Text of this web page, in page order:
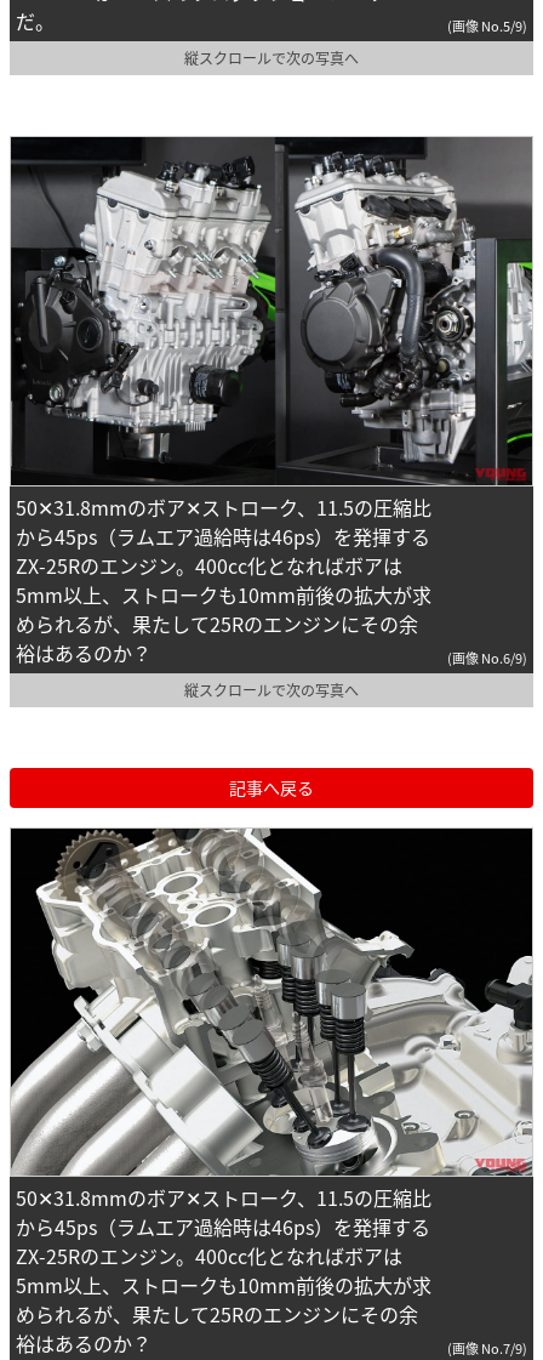
だ。
(画像 No.5/9)
縦スクロールで次の写真へ
50✕31.8mmのボア✕ストローク、11.5の圧縮比
から45ps（ラムエア過給時は46ps）を発揮する
ZX-25Rのエンジン。400cc化となればボアは
5mm以上、ストロークも10mm前後の拡大が求
められるが、果たして25Rのエンジンにその余
裕はあるのか？
(画像 No.6/9)
縦スクロールで次の写真へ
記事へ戻る
50✕31.8mmのボア✕ストローク、11.5の圧縮比
から45ps（ラムエア過給時は46ps）を発揮する
ZX-25Rのエンジン。400cc化となればボアは
5mm以上、ストロークも10mm前後の拡大が求
められるが、果たして25Rのエンジンにその余
裕はあるのか？
(画像 No.7/9)